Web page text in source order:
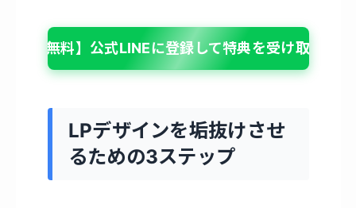
【無料】公式LINEに登録して特典を受け取る
LPデザインを垢抜けさせ
るための3ステップ